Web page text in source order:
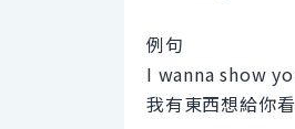
例句
I wanna show
我有東西想給你